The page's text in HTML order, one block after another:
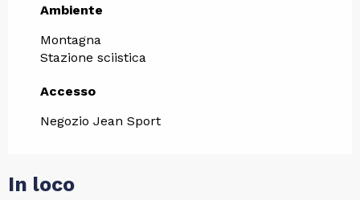
Ambiente
Ambiente
Montagna
Stazione sciistica
Accesso
Accesso
Negozio Jean Sport
In loco